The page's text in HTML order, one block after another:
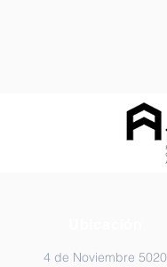
4 de Noviembre 5020